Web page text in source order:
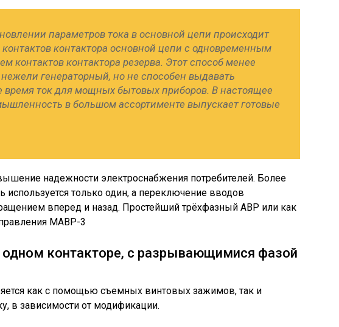
параметров тока в основной цепи происходит
контактора основной цепи с одновременным
контактов контактора резерва. Этот способ менее
генераторный, но не способен выдавать
время ток для мощных бытовых приборов. В настоящее
в большом ассортименте выпускает готовые
надежности электроснабжения потребителей. Более
используется только один, а переключение вводов
вперед и назад. Простейший трёхфазный АВР или как
МАВР-3
контакторе, с разрывающимися фазой
как с помощью съемных винтовых зажимов, так и
в зависимости от модификации.